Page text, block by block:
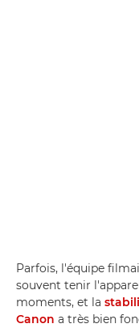
Parfois, l'équipe
souvent tenir
moments, et la
Canon a très bien